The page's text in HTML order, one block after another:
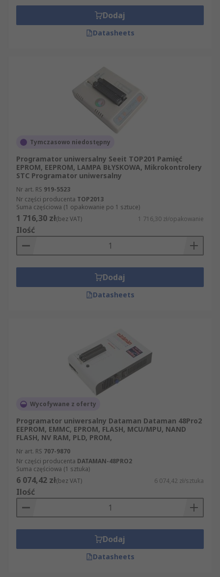
Dodaj
Datasheets
Tymczasowo niedostępny
Programator uniwersalny Seeit TOP201 Pamięć
EPROM, EEPROM, LAMPA BŁYSKOWA, Mikrokontrolery
STC Programator uniwersalny
Nr art. RS 919-5523
Nr części producenta TOP2013
Suma częściowa (1 opakowanie po 1 sztuce)
1 716,30 zł(bez VAT) 1 716,30 zł/opakowanie
Ilość
Dodaj
Datasheets
Wycofywane z oferty
Programator uniwersalny Dataman Dataman 48Pro2
EEPROM, EMMC, EPROM, FLASH, MCU/MPU, NAND
FLASH, NV RAM, PLD, PROM,
Nr art. RS 707-9870
Nr części producenta DATAMAN-48PRO2
Suma częściowa (1 sztuka)
6 074,42 zł(bez VAT) 6 074,42 zł/sztuka
Ilość
Dodaj
Datasheets